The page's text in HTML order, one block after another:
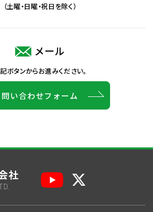
（土曜・日曜・祝日を除く）
メール
ボタンからお進みください。
問い合わせフォーム
社